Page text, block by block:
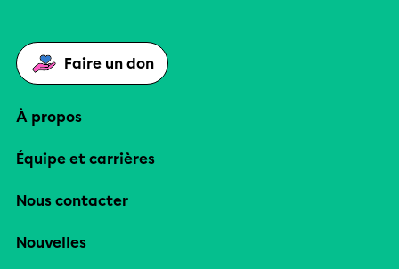
Faire un don
À propos
Équipe et carrières
Nous contacter
Nouvelles